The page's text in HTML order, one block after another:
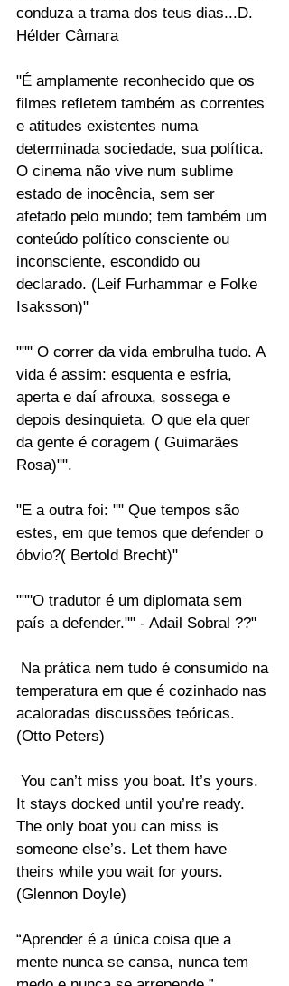
conduza a trama dos teus dias...D.
Hélder Câmara
"É amplamente reconhecido que os
filmes refletem também as correntes
e atitudes existentes numa
determinada sociedade, sua política.
O cinema não vive num sublime
estado de inocência, sem ser
afetado pelo mundo; tem também um
conteúdo político consciente ou
inconsciente, escondido ou
declarado. (Leif Furhammar e Folke
Isaksson)"
""" O correr da vida embrulha tudo. A
vida é assim: esquenta e esfria,
aperta e daí afrouxa, sossega e
depois desinquieta. O que ela quer
da gente é coragem ( Guimarães
Rosa)"".
"E a outra foi: "" Que tempos são
estes, em que temos que defender o
óbvio?( Bertold Brecht)"
"""O tradutor é um diplomata sem
país a defender."" - Adail Sobral ??"
temperatura em que é cozinhado nas
acaloradas discussões teóricas.
(Otto Peters)
It stays docked until you’re ready.
The only boat you can miss is
someone else’s. Let them have
theirs while you wait for yours.
(Glennon Doyle)
“Aprender é a única coisa que a
mente nunca se cansa, nunca tem